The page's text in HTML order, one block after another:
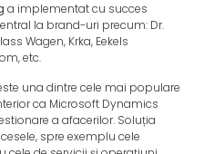
a implementat cu succes
la brand-uri precum: Dr.
Wagen, Krka, Eekels
etc.
una dintre cele mai populare
ca Microsoft Dynamics
a afacerilor. Soluția
spre exemplu cele